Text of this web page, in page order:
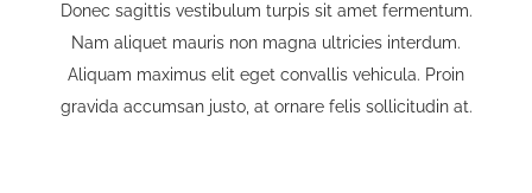
Donec sagittis vestibulum turpis sit amet fermentum.
Nam aliquet mauris non magna ultricies interdum.
Aliquam maximus elit eget convallis vehicula. Proin
gravida accumsan justo, at ornare felis sollicitudin at.